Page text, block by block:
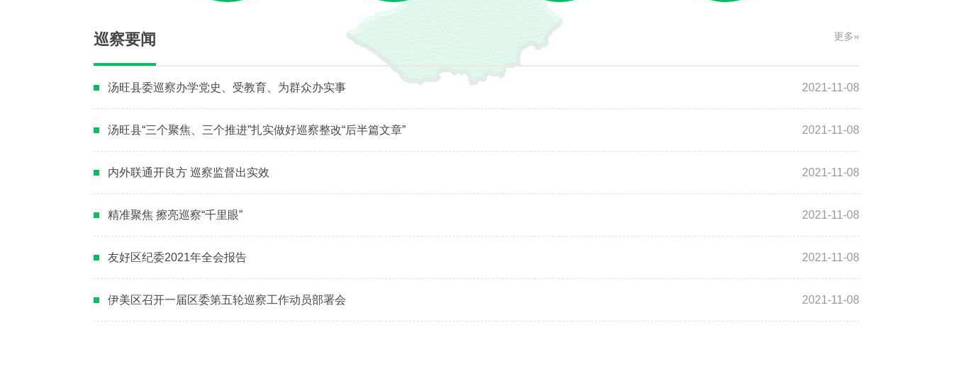
巡察要闻 更多»
汤旺县委巡察办学党史、受教育、为群众办实事 2021-11-08
汤旺县“三个聚焦、三个推进”扎实做好巡察整改“后半篇文章” 2021-11-08
内外联通开良方 巡察监督出实效 2021-11-08
精准聚焦 擦亮巡察“千里眼” 2021-11-08
友好区纪委2021年全会报告 2021-11-08
伊美区召开一届区委第五轮巡察工作动员部署会 2021-11-08